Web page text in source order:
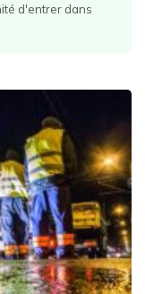
d'entrer dans